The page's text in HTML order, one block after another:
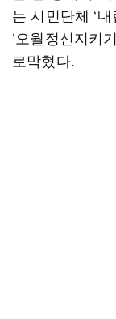
는 시민단체 ‘
‘오월정신지키
로막혔다.